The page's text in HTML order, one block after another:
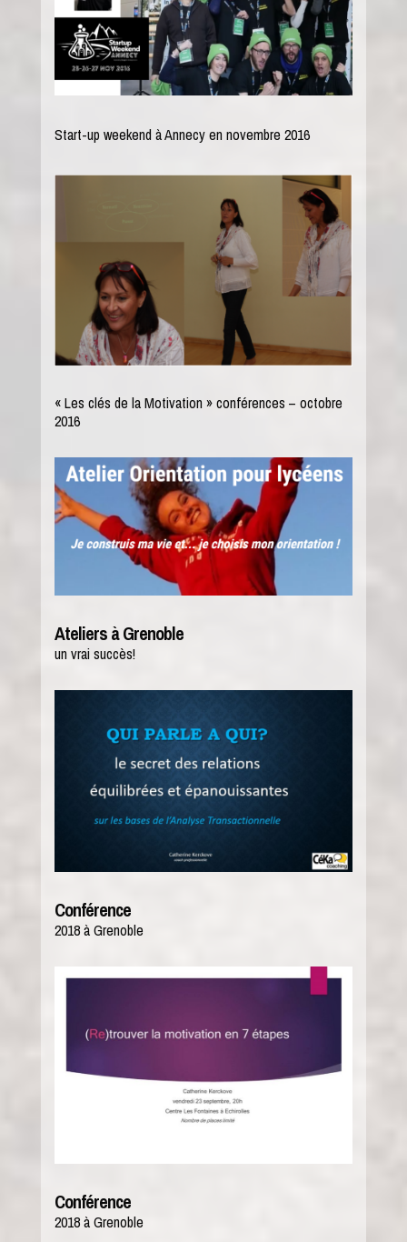
Start-up weekend à Annecy en novembre 2016
« Les clés de la Motivation » conférences – octobre
2016
Ateliers à Grenoble
un vrai succès!
Conférence
2018 à Grenoble
Conférence
2018 à Grenoble